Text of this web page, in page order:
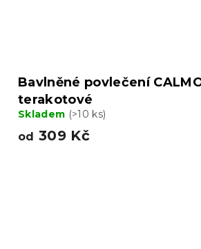
Bavlněné povlečení
terakotové
Skladem (>10 ks)
od 309 Kč